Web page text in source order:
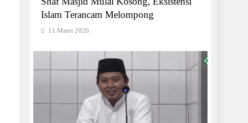
Islam Terancam Melompong
11 Maret 2026